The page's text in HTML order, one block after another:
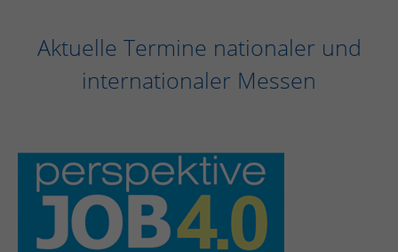
Aktuelle Termine nationaler und
internationaler Messen